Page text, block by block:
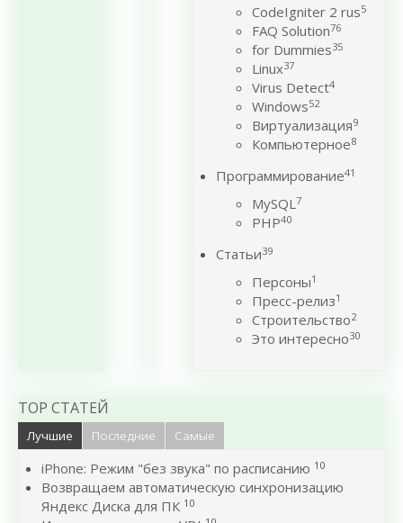
CodeIgniter 2 rus5
FAQ Solution76
for Dummies35
Linux37
Virus Detect4
Windows52
Виртуализация9
Компьютерное8
Программирование41
MySQL7
PHP40
Статьи39
Персоны1
Пресс-релиз1
Строительство2
Это интересно30
TOP СТАТЕЙ
Лучшие Последние Самые
iPhone: Режим "без звука" по расписанию 10
Возвращаем автоматическую синхронизацию
Яндекс Диска для ПК 10